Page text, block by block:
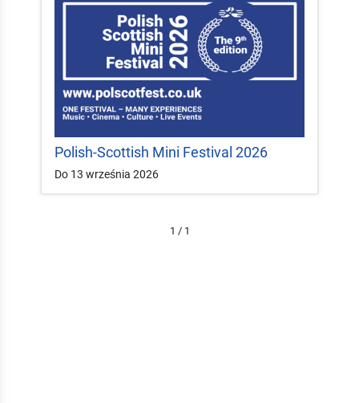
Polish-Scottish Mini Festival 2026
Do 13 września 2026
1 / 1